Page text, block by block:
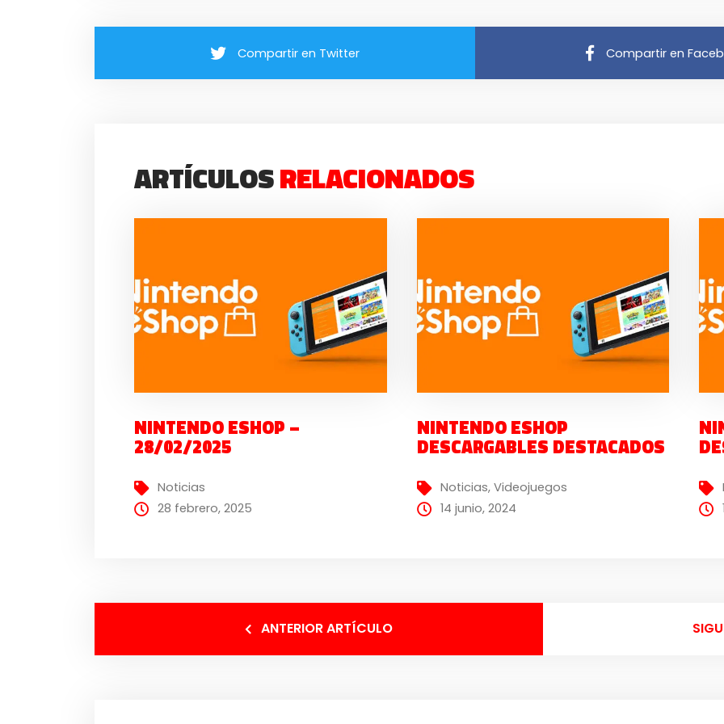
Compartir en Twitter Compartir en
ARTÍCULOSRELACIONADOS
NINTENDO ESHOP –
28/02/2025
Noticias
28 febrero, 2025
NINTENDO ESHOP
DESCARGABLES DESTACADOS
Noticias, Videojuegos
14 junio, 2024
ANTERIOR ARTÍCULO